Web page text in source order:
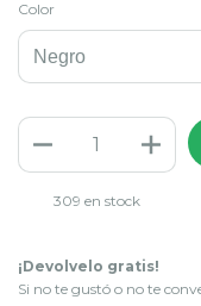
Color
309 en stock
¡Devolvelo gratis!
Si no te gustó o no te